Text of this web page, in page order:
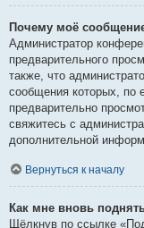
Почему моё
Администратор
предварительного
также, что
сообщения которых, по
предварительно
свяжитесь с
дополнительной
Вернуться к началу
Как мне вновь
Щёлкнув по ссылке